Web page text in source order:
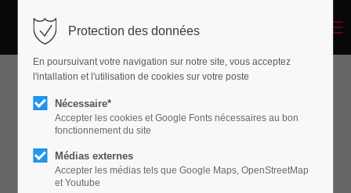
Login
Benutzername
Text/Imagebar
Lorem ipsum dolor sit amet, consectetuer
adipiscing elit. Aenean commodo ligula eget
Protection des données
En poursuivant votre navigation sur notre site, vous acceptez
l'intallation et l'utilisation de cookies sur votre poste
Nécessaire*
Accepter les cookies et Google Fonts nécessaires au bon
fonctionnement du site
Médias externes
Accepter les médias tels que Google Maps, OpenStreetMap
et Youtube